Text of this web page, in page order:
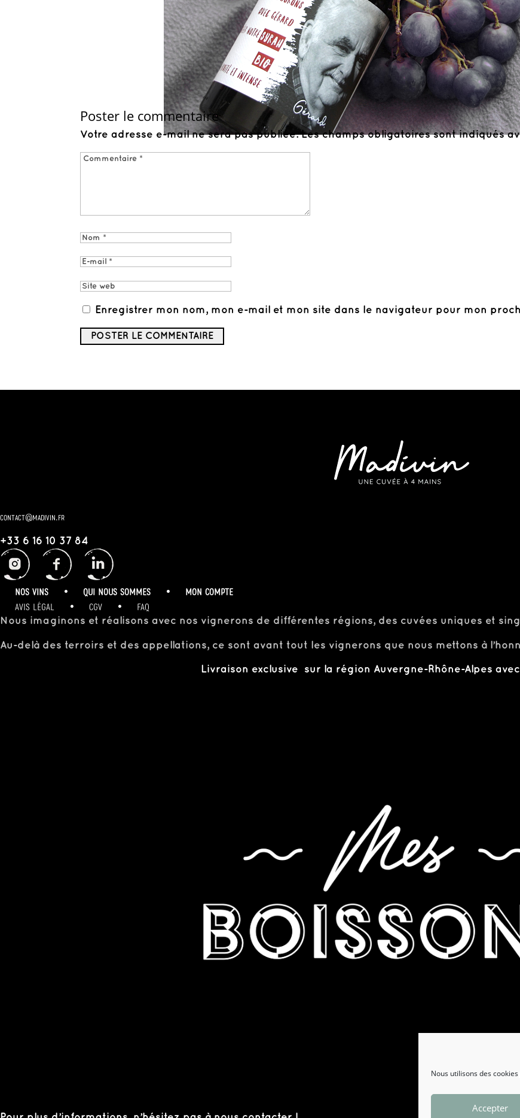
Nous utilisons des
Accepter
Poster le commentaire
Votre adresse e-mail ne sera pas publiée. Les champs obligatoires sont indiqués
Enregistrer mon nom, mon e-mail et mon site dans le navigateur pour mon
contact@madivin.fr
+33 6 16 10 37 84
NOS VINS • QUI NOUS SOMMES •
MON COMPTE
AVIS LÉGAL
• CGV • FAQ
Nous imaginons et réalisons avec nos vignerons de différentes régions, des cuvées uniques et
Au-delà des terroirs et des appellations, ce sont avant tout les vignerons que nous mettons à
Livraison exclusive sur la région Auvergne-Rhône-Alpes